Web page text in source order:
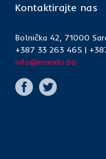
Kontaktirajte nas
Bolnička 42, 71000
+387 33 263 465 |
info@mandis.ba